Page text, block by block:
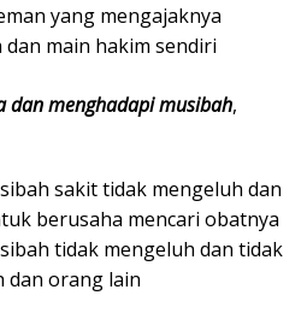
yang mengajaknya
main hakim sendiri
dan menghadapi musibah,
sakit tidak mengeluh dan
berusaha mencari obatnya
tidak mengeluh dan tidak
dan orang lain